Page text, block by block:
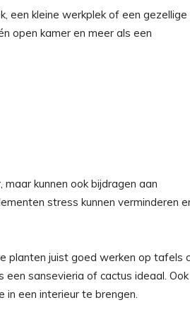
een kleine werkplek of een gezellige
open kamer en meer als een
kunnen ook bijdragen aan
stress kunnen verminderen
planten juist goed werken op tafels
een sansevieria of cactus ideaal. Ook
in een interieur te brengen.